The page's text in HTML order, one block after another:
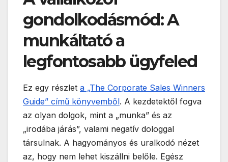
gondolkodásmód: A
munkáltató a
legfontosabb ügyfeled
Ez egy részlet a „The Corporate Sales Winners
Guide” című könyvemből. A kezdetektől fogva
az olyan dolgok, mint a „munka” és az
„irodába járás”, valami negatív dologgal
társulnak. A hagyományos és uralkodó nézet
az, hogy nem lehet kiszállni belőle. Egész